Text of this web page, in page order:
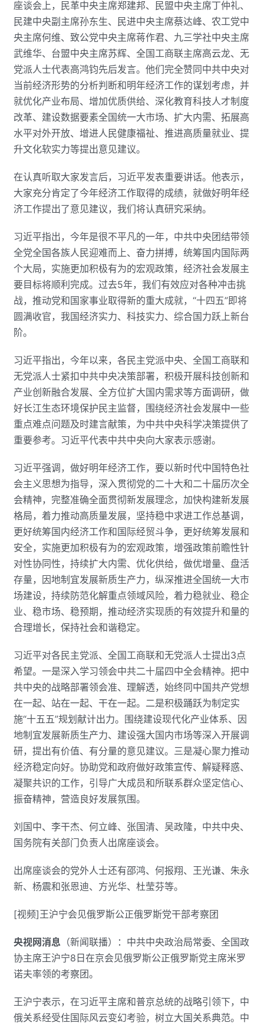
座谈会上，民革中央主席郑建邦、民盟中央主席丁仲礼、
民建中央副主席孙东生、民进中央主席蔡达峰、农工党中
央主席何维、致公党中央主席蒋作君、九三学社中央主席
武维华、台盟中央主席苏辉、全国工商联主席高云龙、无
党派人士代表高鸿钧先后发言。他们完全赞同中共中央对
当前经济形势的分析判断和明年经济工作的谋划考虑，并
就优化产业布局、增加优质供给、深化教育科技人才制度
改革、建设数据要素全国统一大市场、扩大内需、拓展高
水平对外开放、增进人民健康福祉、推进高质量就业、提
升文化软实力等提出意见建议。
在认真听取大家发言后，习近平发表重要讲话。他表示，
大家充分肯定了今年经济工作取得的成绩，就做好明年经
济工作提出了意见建议，我们将认真研究采纳。
习近平指出，今年是很不平凡的一年，中共中央团结带领
全党全国各族人民迎难而上、奋力拼搏，统筹国内国际两
个大局，实施更加积极有为的宏观政策，经济社会发展主
要目标将顺利完成。过去5年，我们有效应对各种冲击挑
战，推动党和国家事业取得新的重大成就，“十四五”即将
圆满收官，我国经济实力、科技实力、综合国力跃上新台
阶。
习近平指出，今年以来，各民主党派中央、全国工商联和
无党派人士紧扣中共中央决策部署，积极开展科技创新和
产业创新融合发展、全方位扩大国内需求等方面调研，做
好长江生态环境保护民主监督，围绕经济社会发展中一些
重点难点问题及时建言献策，为中共中央科学决策提供了
重要参考。习近平代表中共中央向大家表示感谢。
习近平强调，做好明年经济工作，要以新时代中国特色社
会主义思想为指导，深入贯彻党的二十大和二十届历次全
会精神，完整准确全面贯彻新发展理念，加快构建新发展
格局，着力推动高质量发展，坚持稳中求进工作总基调，
更好统筹国内经济工作和国际经贸斗争，更好统筹发展和
安全，实施更加积极有为的宏观政策，增强政策前瞻性针
对性协同性，持续扩大内需、优化供给，做优增量、盘活
存量，因地制宜发展新质生产力，纵深推进全国统一大市
场建设，持续防范化解重点领域风险，着力稳就业、稳企
业、稳市场、稳预期，推动经济实现质的有效提升和量的
合理增长，保持社会和谐稳定。
习近平对各民主党派、全国工商联和无党派人士提出3点
希望。一是深入学习领会中共二十届四中全会精神。把中
共中央的战略部署领会准、理解透，始终同中国共产党想
在一起、站在一起、干在一起。二是积极踊跃为制定实
施“十五五”规划献计出力。围绕建设现代化产业体系、因
地制宜发展新质生产力、建设强大国内市场等深入开展调
研，提出有价值、有分量的意见建议。三是凝心聚力推动
经济稳定向好。协助党和政府做好政策宣传、解疑释惑、
凝聚共识的工作，引导广大成员和所联系群众坚定信心、
振奋精神，营造良好发展氛围。
刘国中、李干杰、何立峰、张国清、吴政隆，中共中央、
国务院有关部门负责人出席座谈会。
出席座谈会的党外人士还有邵鸿、何报翔、王光谦、朱永
新、杨震和张恩迪、方光华、杜莹芬等。
[视频]王沪宁会见俄罗斯公正俄罗斯党干部考察团
央视网消息 （新闻联播）：中共中央政治局常委、全国政
协主席王沪宁8日在京会见俄罗斯公正俄罗斯党主席米罗
诺夫率领的考察团。
王沪宁表示，在习近平主席和普京总统的战略引领下，中
俄关系经受住国际风云变幻考验，树立大国关系典范。中